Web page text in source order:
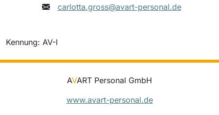
carlotta.gross@avart-personal.de
Kennung: AV-I
AVART Personal GmbH
www.avart-personal.de